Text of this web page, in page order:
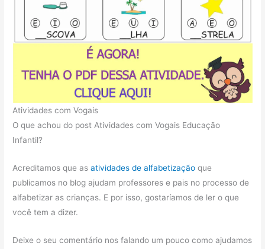
Atividades com Vogais
O que achou do post Atividades com Vogais Educação
Infantil?
Acreditamos que asatividades de alfabetização que
publicamos no blog ajudam professores e pais no processo de
alfabetizar as crianças. E por isso, gostaríamos de ler o que
você tem a dizer.
Deixe o seu comentário nos falando um pouco como ajudamos